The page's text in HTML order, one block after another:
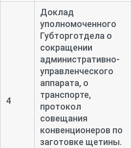
4
Доклад
уполномоченного
Губторготдела о
сокращении
административно-
управленческого
аппарата, о
транспорте,
протокол
совещания
конвенционеров по
заготовке щетины.